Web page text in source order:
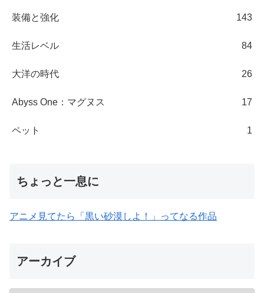
装備と強化 143
生活レベル 84
大洋の時代 26
Abyss One：マグヌス 17
ペット 1
ちょっと一息に
アニメ見てたら「黒い砂漠しよ！」ってなる作品
アーカイブ